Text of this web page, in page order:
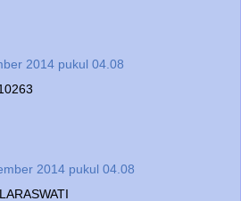
2014 pukul 04.08
2014 pukul 04.08